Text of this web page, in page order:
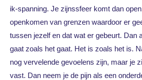
ik-spanning. Je zijnssfeer komt dan
openkomen van grenzen waardoor er
tussen jezelf en dat wat er gebeurt. Dan
gaat zoals het gaat. Het is zoals het is.
nog vervelende gevoelens zijn, maar je
vast. Dan neem je de pijn als een